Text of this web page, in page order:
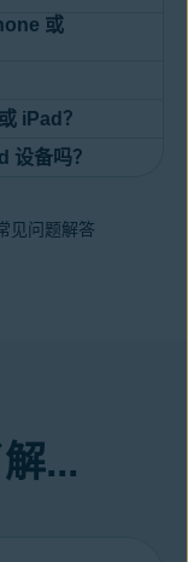
Avast Cleanup
放宝贵空间。它的智
系人的时间，这些
空间时。
垃圾数据，特别是
iOS 限制了第三方
络安全生态系统的
族的成员之一。
来查找并删除重复
片和视频锁定在安
我们会备份您的联
或
提供帮助。如何实
iPhone 或 iPad，
不稳定的问题。
释放空间。您还可以
空间”，查看哪些大
iPad？
iPad 或 iPhone
像和截图。若要识
备吗？
见问题解答
...